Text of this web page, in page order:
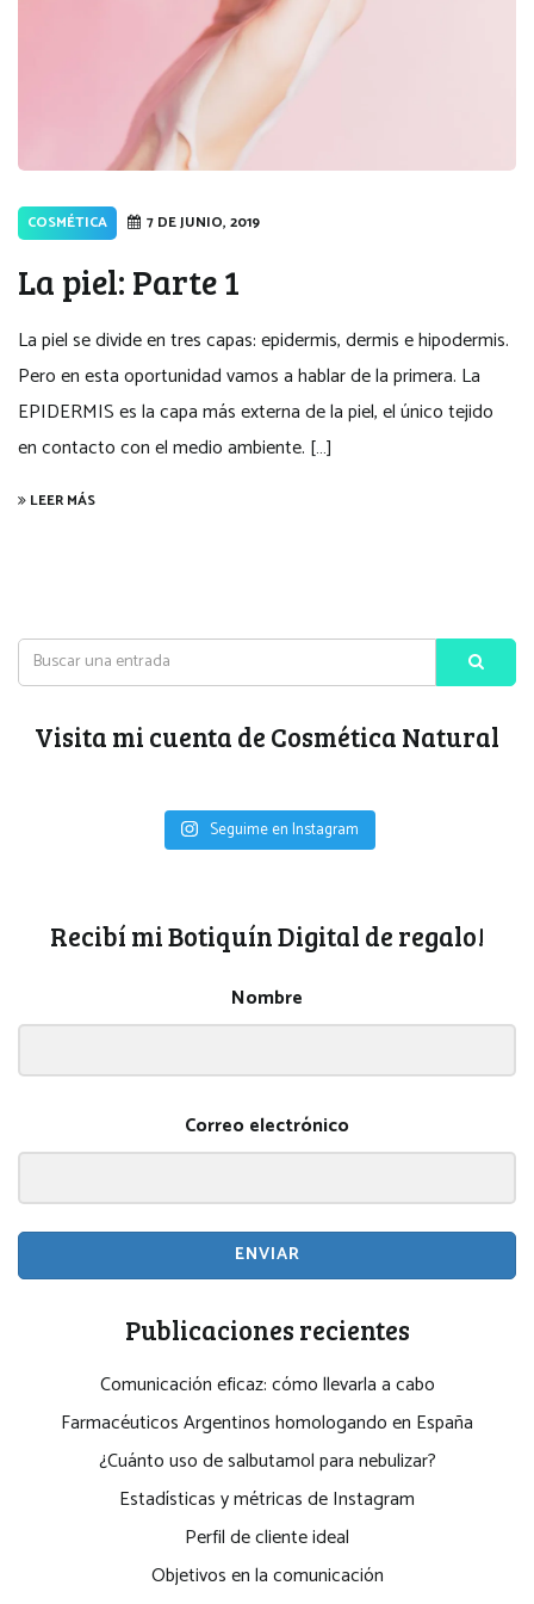
COSMÉTICA 7 DE JUNIO, 2019
La piel: Parte 1
La piel se divide en tres capas: epidermis, dermis e hipodermis.
Pero en esta oportunidad vamos a hablar de la primera. La
EPIDERMIS es la capa más externa de la piel, el único tejido
en contacto con el medio ambiente. […]
LEER MÁS
Visita mi cuenta de Cosmética Natural
Seguime en Instagram
Recibí mi Botiquín Digital de regalo!
Nombre
Correo electrónico
ENVIAR
Publicaciones recientes
Comunicación eficaz: cómo llevarla a cabo
Farmacéuticos Argentinos homologando en España
¿Cuánto uso de salbutamol para nebulizar?
Estadísticas y métricas de Instagram
Perfil de cliente ideal
Objetivos en la comunicación